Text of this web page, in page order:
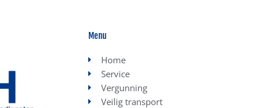
Menu
Home
Service
Vergunning
Veilig transport